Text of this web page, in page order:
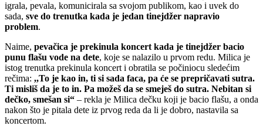
igrala, pevala, komunicirala sa svojom publikom, kao i uvek do
sada, sve do trenutka kada je jedan tinejdžer napravio
problem.
Naime, pevačica je prekinula koncert kada je tinejdžer bacio
punu flašu vode na dete, koje se nalazilo u prvom redu. Milica je
istog trenutka prekinula koncert i obratila se počiniocu sledećim
rečima: ,,To je kao in, ti si sada faca, pa će se prepričavati sutra.
Ti misliš da je to in. Pa možeš da se smeješ do sutra. Nebitan si
dečko, smešan si“ – rekla je Milica dečku koji je bacio flašu, a onda
nakon što je pitala dete iz prvog reda da li je dobro, nastavila sa
koncertom.